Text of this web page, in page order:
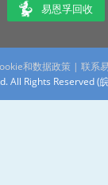
易恩孚回收
和数据政策| 联系
All Rights Reserved (